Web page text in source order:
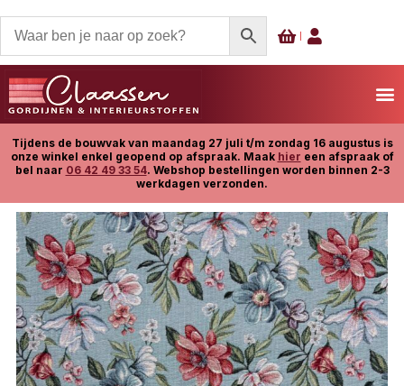
Tijdens de bouwvak van maandag 27 juli t/m zondag 16 augustus is
onze winkel enkel geopend op afspraak. Maak hier een afspraak of
bel naar 06 42 49 33 54. Webshop bestellingen worden binnen 2-3
werkdagen verzonden.